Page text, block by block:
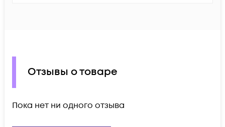
Отзывы о товаре
Пока нет ни одного отзыва